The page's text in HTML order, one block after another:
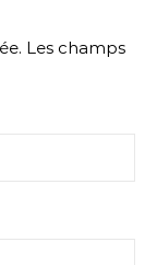
Les champs